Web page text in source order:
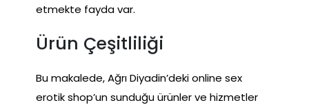
etmekte fayda var.
Ürün Çeşitliliği
Bu makalede, Ağrı Diyadin’deki online sex
erotik shop’un sunduğu ürünler ve hizmetler